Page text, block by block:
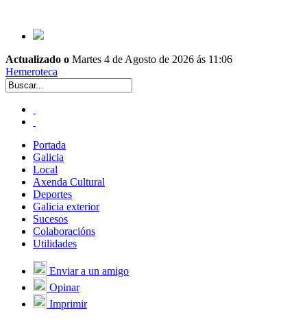
Actualizado o Martes 4 de Agosto de 2026 ás 11:06
Hemeroteca
Portada
Galicia
Local
Axenda Cultural
Deportes
Galicia exterior
Sucesos
Colaboracións
Utilidades
Enviar a un amigo
Opinar
Imprimir